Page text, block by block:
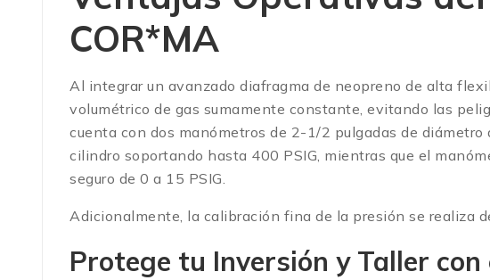
COR*MA
Al integrar un avanzado diafragma de neopreno de alta
volumétrico de gas sumamente constante, evitando las
cuenta con dos manómetros de 2-1/2 pulgadas de
cilindro soportando hasta 400 PSIG, mientras que el
seguro de 0 a 15 PSIG.
Adicionalmente, la calibración fina de la presión se realiza
Protege tu Inversión y Taller